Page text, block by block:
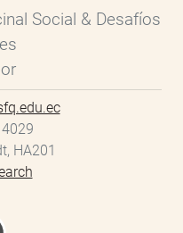
Social & Desafíos
4029
HA201